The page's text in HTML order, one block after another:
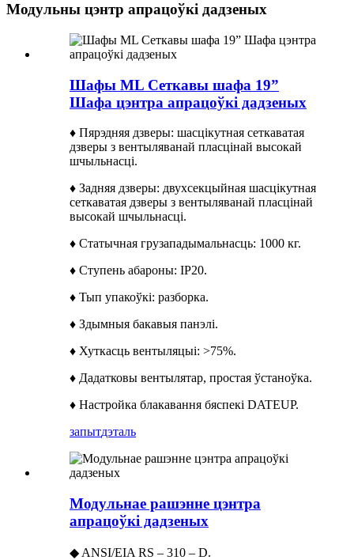
Модульны цэнтр апрацоўкі дадзеных
Шафы ML Сеткавы шафа 19”
Шафа цэнтра апрацоўкі дадзеных
♦ Пярэдняя дзверы: шасцікутная сеткаватая
дзверы з вентыляванай пласцінай высокай
шчыльнасці.
♦ Задняя дзверы: двухсекцыйная шасцікутная
сеткаватая дзверы з вентыляванай пласцінай
высокай шчыльнасці.
♦ Статычная грузападымальнасць: 1000 кг.
♦ Ступень абароны: IP20.
♦ Тып упакоўкі: разборка.
♦ Здымныя бакавыя панэлі.
♦ Хуткасць вентыляцыі: >75%.
♦ Дадатковы вентылятар, простая ўстаноўка.
♦ Настройка блакавання бяспекі DATEUP.
запытдэталь
Модульнае рашэнне цэнтра
апрацоўкі дадзеных
◆ ANSI/EIA RS – 310 – D.